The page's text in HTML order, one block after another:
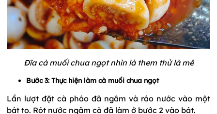
Đĩa cà muối chua ngọt nhìn là them thử là mê
Bước 3: Thực hiện làm cà muối chua ngọt
Lần lượt đặt cà pháo đã ngâm và ráo nước vào một
bát to. Rót nước ngâm cà đã làm ở bước 2 vào bát.